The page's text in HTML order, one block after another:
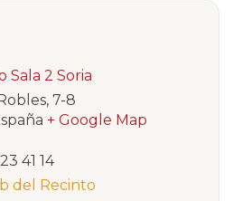
Sala 2 Soria
7-8
+ Google Map
41 14
del Recinto